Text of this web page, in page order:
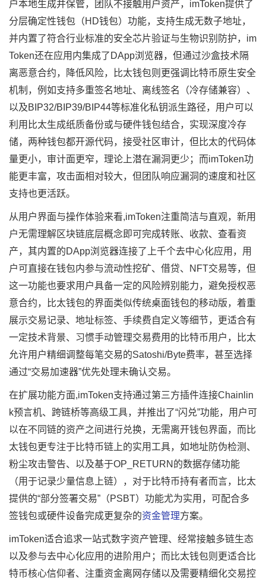
户本地生成并保管，团队不接触用户资产，imToken提供了
分层确定性钱包（HD钱包）功能，支持生成无数子地址，
并内置了符合行业标准的安全芯片验证与生物识别防护，im
Token还在应用内集成了DApp浏览器，但通过沙盒技术隔
离恶意合约，降低风险，比太钱包则更强调比特币原生安全
机制，例如支持多重签名地址、离线签名（冷存储兼容）、
以及BIP32/BIP39/BIP44等标准化私钥派生路径，用户可以
利用比太生成纸质备份或与硬件钱包结合，实现深度冷存
储，两种钱包都开源代码，接受社区审计，但比太的代码体
量更小，审计面更窄，理论上潜在漏洞更少；而imToken功
能更丰富，攻击面相对较大，但团队响应漏洞的速度和社区
支持也更活跃。
从用户界面与操作体验来看,imToken注重简洁与直观，新用
户无需理解区块链底层概念即可完成转账、收款、查看资
产，其内置的DApp浏览器连接了上千个去中心化应用，用
户可直接在钱包内参与流动性挖矿、借贷、NFT交易等，但
这一功能也要求用户具备一定的风险辨别能力，避免授权恶
意合约，比太钱包的界面类似传统桌面钱包的移动版，着重
展示交易记录、地址标签、手续费自定义等细节，更适合有
一定技术背景、习惯手动管理交易费用的比特币用户，比太
允许用户精细调整每笔交易的Satoshi/Byte费率，甚至选择
通过“交易加速器”优先处理未确认交易。
在扩展功能方面,imToken支持通过第三方插件连接Chainlin
k预言机、跨链桥等高级工具，并推出了“闪兑”功能，用户可
以在不同链的资产之间进行兑换，无需离开钱包界面，而比
太钱包更专注于比特币链上的实用工具，如地址防伪检测、
粉尘攻击警告、以及基于OP_RETURN的数据存储功能
（用于记录少量信息上链），对于比特币持有者而言，比太
提供的“部分签署交易”（PSBT）功能尤为实用，可配合多
签钱包或硬件设备完成更复杂的资金管理方案。
imToken适合追求一站式数字资产管理、经常接触多链生态
以及参与去中心化应用的进阶用户；而比太钱包则更适合比
特币核心信仰者、注重资金离网存储以及需要精细化交易控